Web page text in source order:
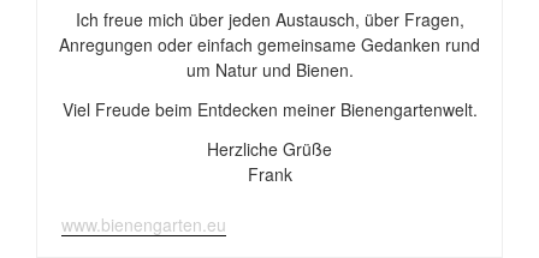
Ich freue mich über jeden Austausch, über Fragen,
Anregungen oder einfach gemeinsame Gedanken rund
um Natur und Bienen.
Viel Freude beim Entdecken meiner Bienengartenwelt.
Herzliche Grüße
Frank
www.bienengarten.eu